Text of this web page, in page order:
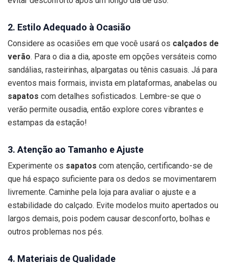
2. Estilo Adequado à Ocasião
Considere as ocasiões em que você usará os calçados de
verão. Para o dia a dia, aposte em opções versáteis como
sandálias, rasteirinhas, alpargatas ou tênis casuais. Já para
eventos mais formais, invista em plataformas, anabelas ou
sapatos com detalhes sofisticados. Lembre-se que o
verão permite ousadia, então explore cores vibrantes e
estampas da estação!
3. Atenção ao Tamanho e Ajuste
Experimente os sapatos com atenção, certificando-se de
que há espaço suficiente para os dedos se movimentarem
livremente. Caminhe pela loja para avaliar o ajuste e a
estabilidade do calçado. Evite modelos muito apertados ou
largos demais, pois podem causar desconforto, bolhas e
outros problemas nos pés.
4. Materiais de Qualidade